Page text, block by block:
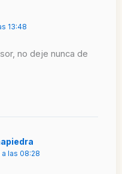
13:48
no deje nunca de
las 08:28